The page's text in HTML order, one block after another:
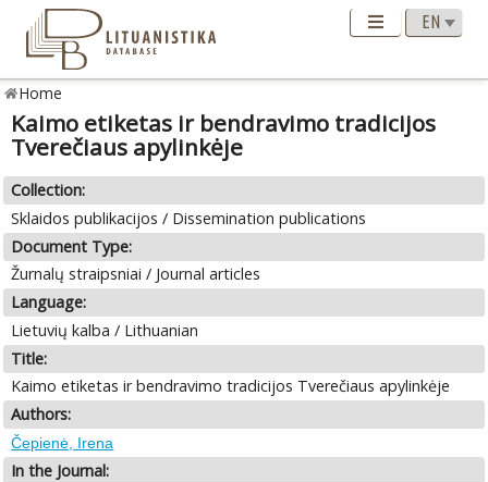
Home
Kaimo etiketas ir bendravimo tradicijos
Tverečiaus apylinkėje
Collection:
Sklaidos publikacijos / Dissemination publications
Document Type:
Žurnalų straipsniai / Journal articles
Language:
Lietuvių kalba / Lithuanian
Title:
Kaimo etiketas ir bendravimo tradicijos Tverečiaus apylinkėje
Authors:
Čepienė, Irena
In the Journal: